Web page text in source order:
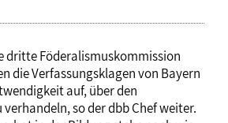
dritte Föderalismuskommission
die Verfassungsklagen von Bayern
auf, über den
so der dbb Chef weiter.